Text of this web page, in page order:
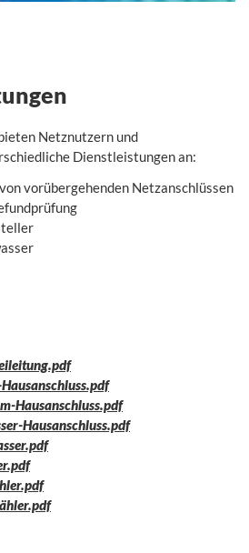
Netznutzern und
Dienstleistungen an:
vorübergehenden Netzanschlüssen
Hausanschluss.pdf
Hausanschluss.pdf